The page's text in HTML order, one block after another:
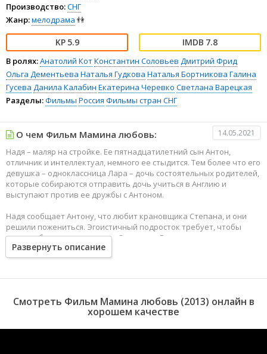
Производство:СНГ
Жанр:мелодрама 👫
5.9 7.8
В ролях:Анатолий КотКонстантин Соловьев Дмитрий Фрид
Ольга Дементьева Наталья Гудкова Наталья Бортникова Галина
Гусева Данила Калабин Екатерина Черевко Светлана Варецкая
Разделы:Фильмы Россия Фильмы стран СНГ
О чем Фильм Мамина любовь: 14.05.2021
Надя – маляр на стройке. Ее пятнадцатилетний сын Антон,
отличник и интеллектуал, немного ее стыдится. Тем более что его
девушка – одноклассница Лара – дочь состоятельных родителей,
которые собираются отправить дочь учиться в Англию и
выступают против ее дружбы с Антоном.
Надя сообщает Антону, что любит крановщика Степана, и они
решили пожениться. Эгоистичный подросток требует, чтобы
мама выбирала между ним и Степаном. В противном случае он
бросит школу и уйдет из дома. Надя вынуждена принять условия
сына и расстается со Степаном. Родители Лары ставят ей
выбирает Антона.
Развернуть описание
Смотреть Фильм Мамина любовь (2013) онлайн в
хорошем качестве